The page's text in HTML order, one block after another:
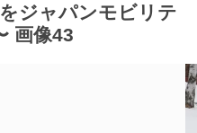
ジャパンモビリテ
画像43